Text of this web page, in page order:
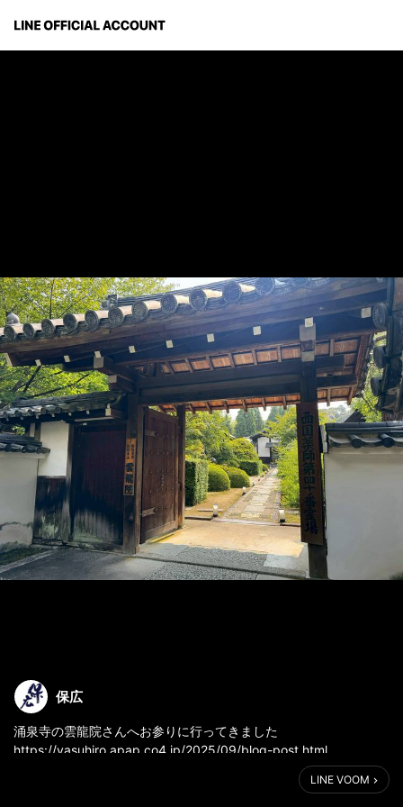
保広
涌泉寺の雲龍院さんへお参りに行ってきました
https://yasuhiro.apap.co4.jp/2025/09/blog-post.html
LINE VOOM